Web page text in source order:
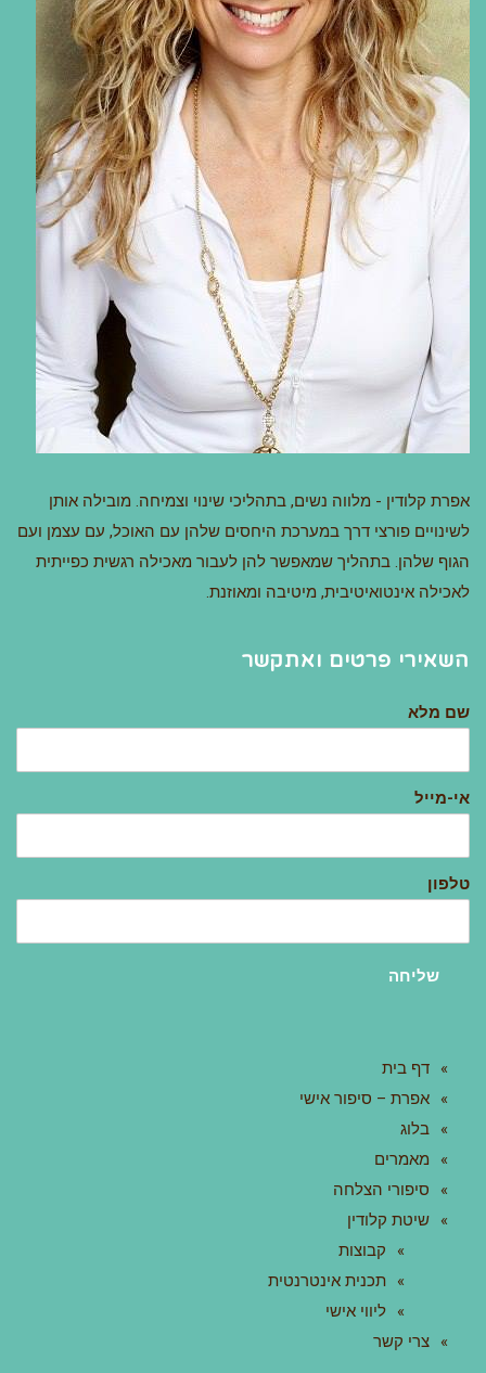
אפרת קלודין - מלווה נשים, בתהליכי שינוי וצמיחה. מובילה אותן
לשינויים פורצי דרך במערכת היחסים שלהן עם האוכל, עם עצמן ועם
הגוף שלהן. בתהליך שמאפשר להן לעבור מאכילה רגשית כפייתית
לאכילה אינטואיטיבית, מיטיבה ומאוזנת.
השאירי פרטים ואתקשר
שם מלא
אי-מייל
טלפון
שליחה
דף בית
אפרת – סיפור אישי
בלוג
מאמרים
סיפורי הצלחה
שיטת קלודין
קבוצות
תכנית אינטרנטית
ליווי אישי
צרי קשר